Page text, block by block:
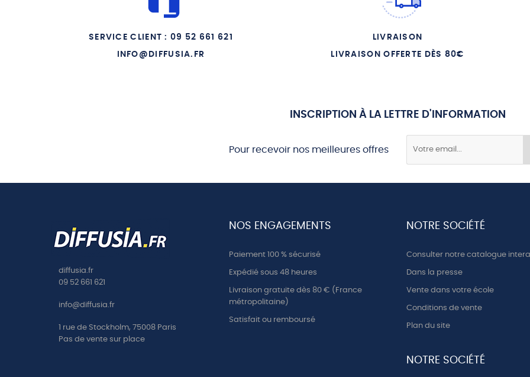
SERVICE CLIENT : 09 52 661 621
INFO@DIFFUSIA.FR
LIVRAISON
LIVRAISON OFFERTE DÈS 80€
INSCRIPTION À LA LETTRE D'INFORMATION
Pour recevoir nos meilleures offres
diffusia.fr
09 52 661 621
info@diffusia.fr
1 rue de Stockholm, 75008 Paris
Pas de vente sur place
NOS ENGAGEMENTS
Paiement 100 % sécurisé
Expédié sous 48 heures
Livraison gratuite dès 80 € (France
métropolitaine)
Satisfait ou remboursé
NOTRE SOCIÉTÉ
Consulter notre catalogue
Dans la presse
Vente dans votre école
Conditions de vente
Plan du site
NOTRE SOCIÉTÉ